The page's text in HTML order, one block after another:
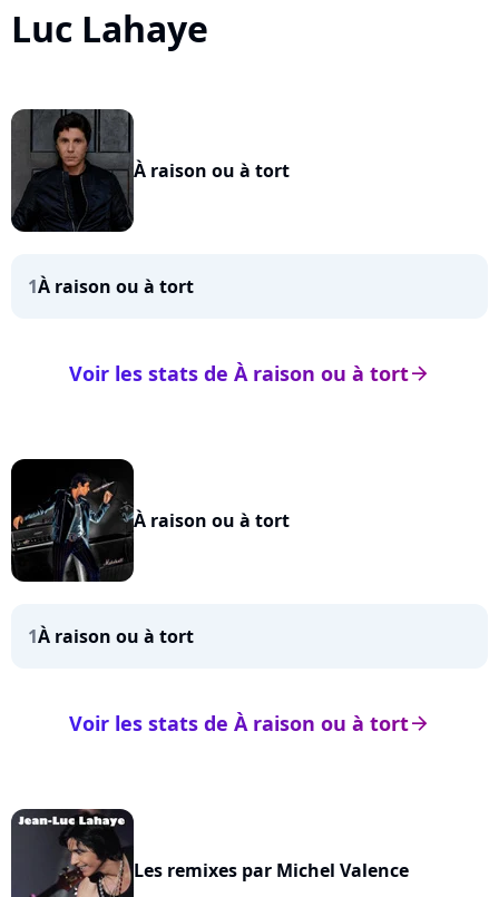
Luc Lahaye
À raison ou à tort
1À raison ou à tort
arrow_right
Voir les stats de À raison ou à tort
À raison ou à tort
1À raison ou à tort
arrow_right
Voir les stats de À raison ou à tort
Les remixes par Michel Valence